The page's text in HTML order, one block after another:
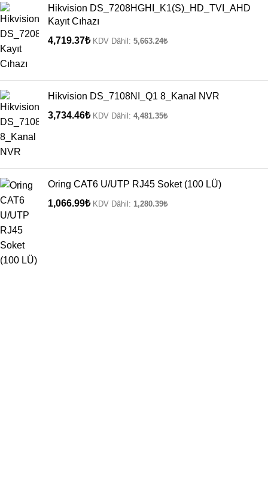
Hikvision DS_7208HGHI_K1(S)_HD_TVI_AHD
Kayıt Cıhazı
4,719.37₺ KDV Dâhil: 5,663.24₺
Hikvision DS_7108NI_Q1 8_Kanal NVR
3,734.46₺ KDV Dâhil: 4,481.35₺
Oring CAT6 U/UTP RJ45 Soket (100 LÜ)
1,066.99₺ KDV Dâhil: 1,280.39₺